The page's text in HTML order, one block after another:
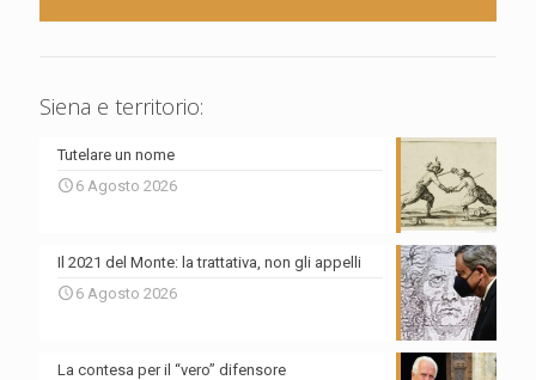
Siena e territorio:
Tutelare un nome
6 Agosto 2026
Il 2021 del Monte: la trattativa, non gli appelli
6 Agosto 2026
La contesa per il “vero” difensore